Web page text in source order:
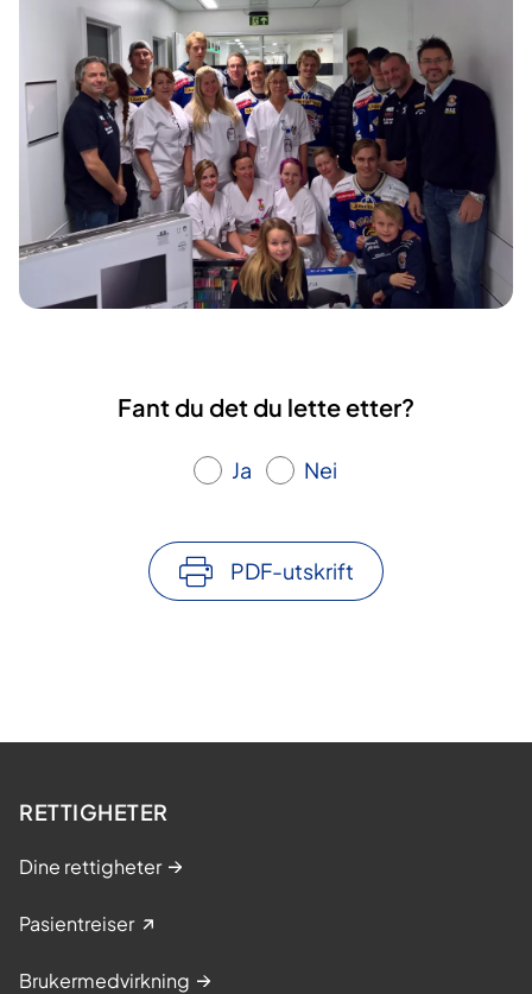
Fant du det du lette etter?
Ja Nei
PDF-utskrift
RETTIGHETER
Dine rettigheter
Pasientreiser
Brukermedvirkning